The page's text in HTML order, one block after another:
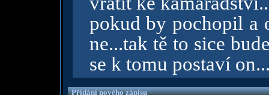
pokud by pochopil a
ne...tak tě to sice
se k tomu postaví
Přidání nového zápisu